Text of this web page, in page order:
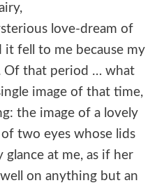
love-dream of
it fell to me because my
Of that period … what
image of that time,
the image of a lovely
two eyes whose lids
at me, as if her
on anything but an